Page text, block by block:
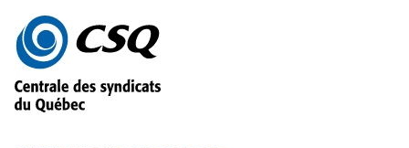
Autres
informations